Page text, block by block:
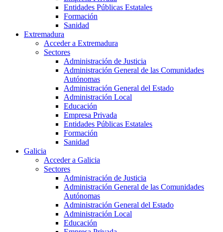
Entidades Públicas Estatales
Formación
Sanidad
Extremadura
Acceder a Extremadura
Sectores
Administración de Justicia
Administración General de las Comunidades
Autónomas
Administración General del Estado
Administración Local
Educación
Empresa Privada
Entidades Públicas Estatales
Formación
Sanidad
Galicia
Acceder a Galicia
Sectores
Administración de Justicia
Administración General de las Comunidades
Autónomas
Administración General del Estado
Administración Local
Educación